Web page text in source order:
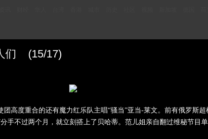
们 (15/17)
高度重合的还有魔力红乐队主唱“骚当”亚当-莱文。前有俄罗斯
手不过两个月，就立刻搭上了贝哈蒂。范儿姐亲自翻过维秘节目